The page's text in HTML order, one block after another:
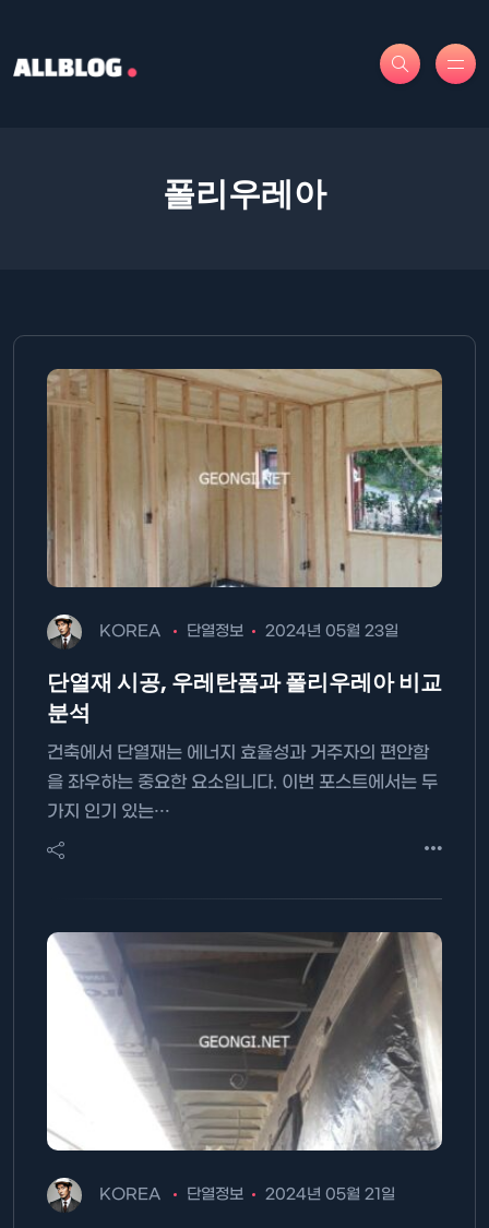
폴리우레아
KOREA 단열정보 2024년 05월 23일
단열재 시공, 우레탄폼과 폴리우레아 비교
분석
건축에서 단열재는 에너지 효율성과 거주자의 편안함
을 좌우하는 중요한 요소입니다. 이번 포스트에서는 두
가지 인기 있는…
KOREA 단열정보 2024년 05월 21일